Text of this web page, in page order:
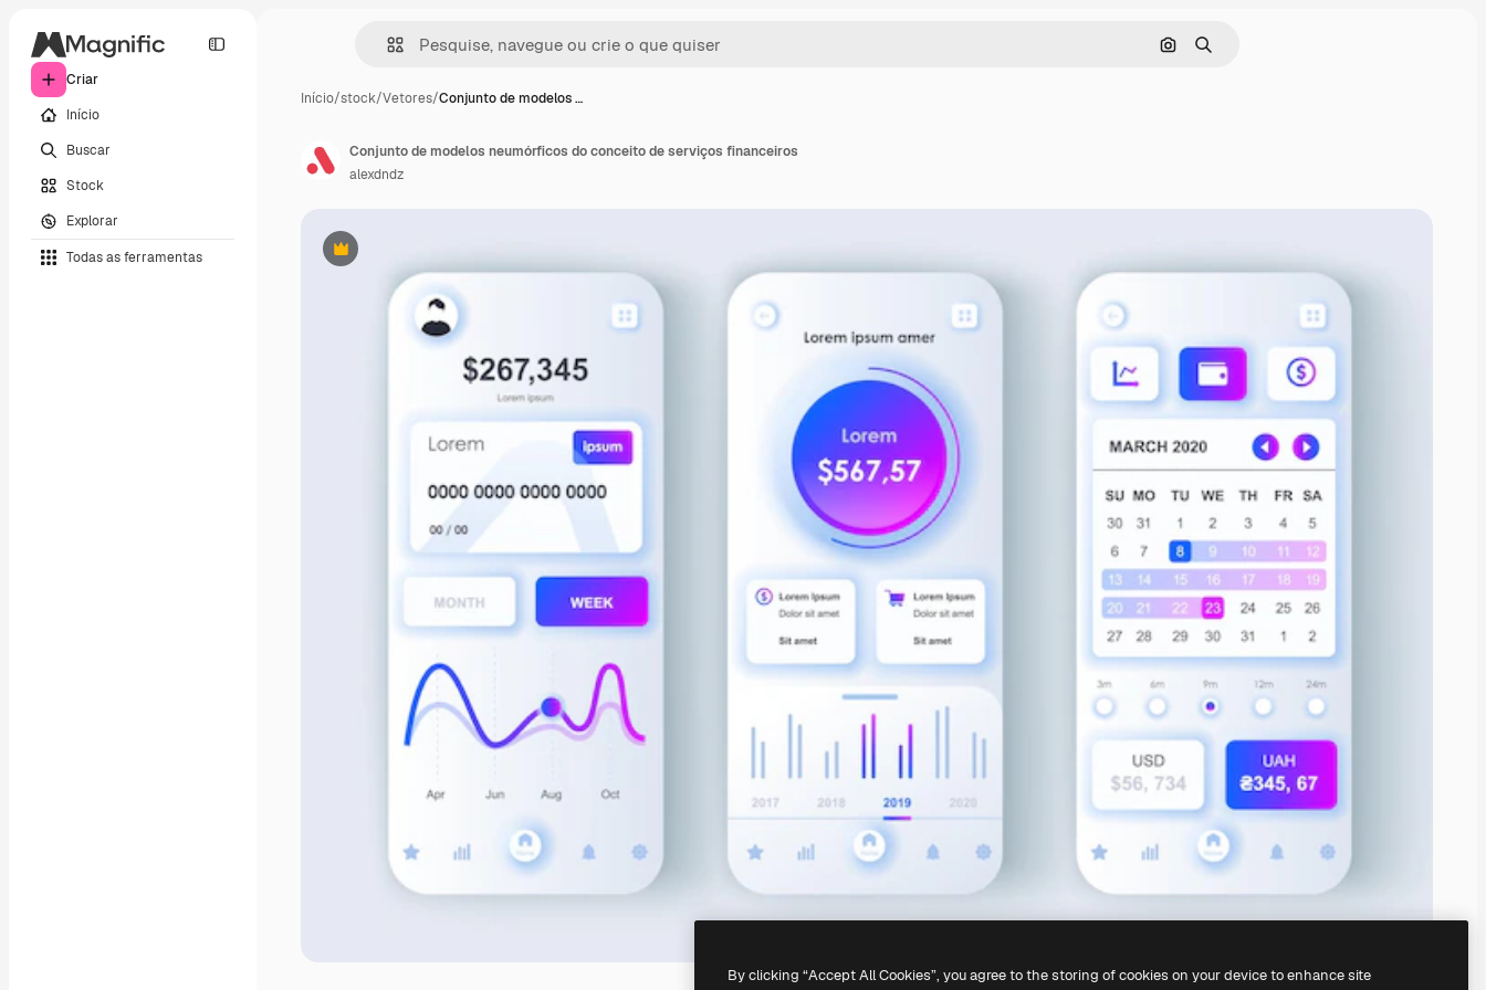
Criar
Início
Buscar
Stock
Explorar
Todas as ferramentas
Pesquisar por imagem
Buscar
Início/stock/Vetores/Conjunto de modelos …
Premium
Conjunto de modelos neumórficos do conceito de serviços financeiros
alexdndz
By clicking “Accept All Cookies”, you agree to the storing of cookies on your device to enhance site